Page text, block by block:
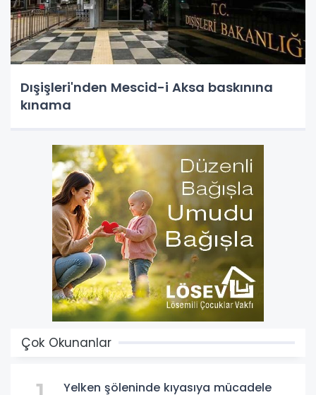
Dışişleri'nden Mescid-i Aksa baskınına
kınama
Çok Okunanlar
Yelken şöleninde kıyasıya mücadele